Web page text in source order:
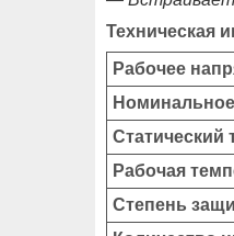
Техническая
Рабочее
Статический
Рабочая
Степень